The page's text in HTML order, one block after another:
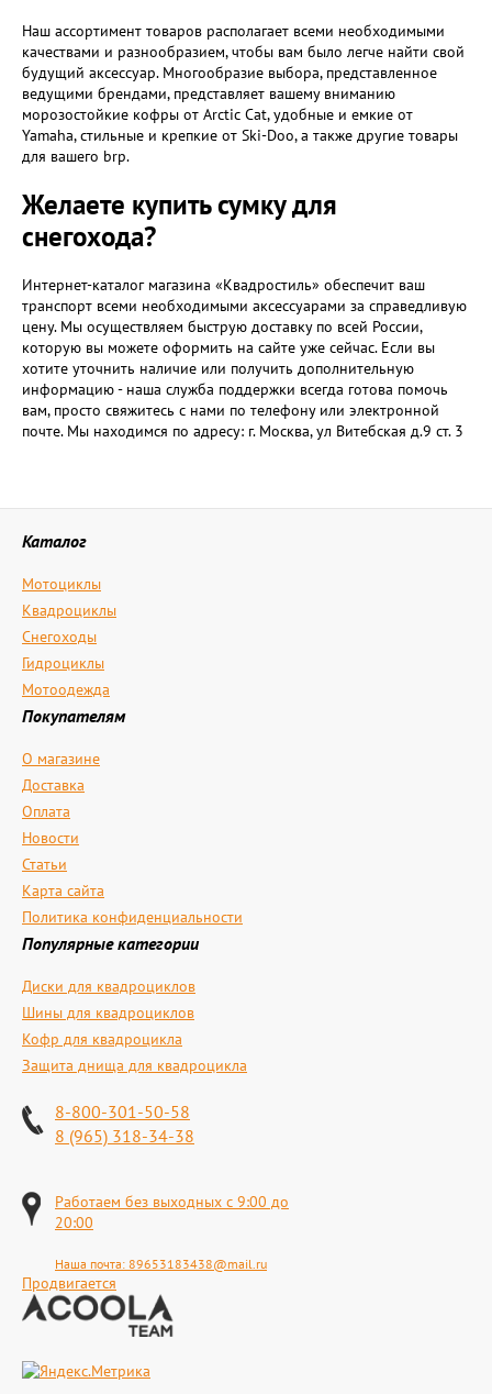
Наш ассортимент товаров располагает всеми необходимыми
качествами и разнообразием, чтобы вам было легче найти свой
будущий аксессуар. Многообразие выбора, представленное
ведущими брендами, представляет вашему вниманию
морозостойкие кофры от Arctic Cat, удобные и емкие от
Yamaha, стильные и крепкие от Ski-Doo, а также другие товары
для вашего brp.
Желаете купить сумку для
снегохода?
Интернет-каталог магазина «Квадростиль» обеспечит ваш
транспорт всеми необходимыми аксессуарами за справедливую
цену. Мы осуществляем быструю доставку по всей России,
которую вы можете оформить на сайте уже сейчас. Если вы
хотите уточнить наличие или получить дополнительную
информацию - наша служба поддержки всегда готова помочь
вам, просто свяжитесь с нами по телефону или электронной
почте. Мы находимся по адресу: г. Москва, ул Витебская д.9 ст. 3
Каталог
Мотоциклы
Квадроциклы
Снегоходы
Гидроциклы
Мотоодежда
Покупателям
О магазине
Доставка
Оплата
Новости
Статьи
Карта сайта
Политика конфиденциальности
Популярные категории
Диски для квадроциклов
Шины для квадроциклов
Кофр для квадроцикла
Защита днища для квадроцикла
8-800-301-50-58
8 (965) 318-34-38
Работаем без выходных с 9:00 до
20:00
Наша почта: 89653183438@mail.ru
Продвигается